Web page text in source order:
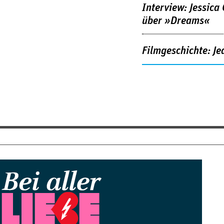
Interview: Jessica
über »Dreams«
Filmgeschichte: